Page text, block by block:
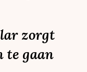
zorgt
te gaan